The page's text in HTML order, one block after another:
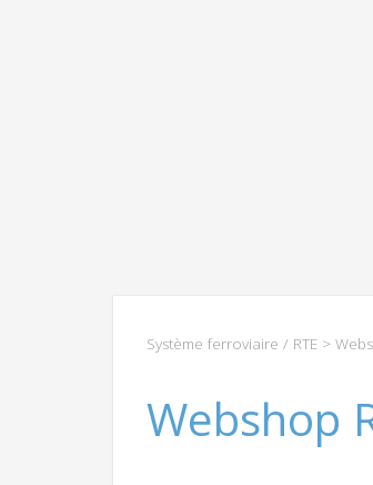
Système ferroviaire / RTE >
Webshop